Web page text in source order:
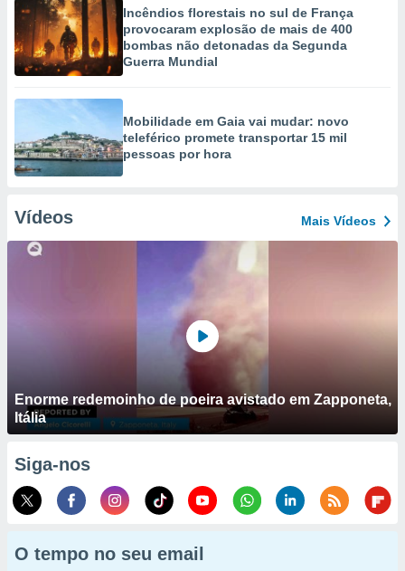
Incêndios florestais no sul de França
provocaram explosão de mais de 400
bombas não detonadas da Segunda
Guerra Mundial
Mobilidade em Gaia vai mudar: novo
teleférico promete transportar 15 mil
pessoas por hora
Vídeos Mais Vídeos
Enorme redemoinho de poeira avistado em Zapponeta,
Itália
Siga-nos
O tempo no seu email